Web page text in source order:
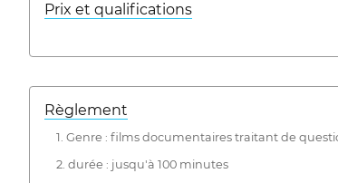
Prix ​​et qualifications
Règlement
1. Genre : films documentaires traitant de
2. durée : jusqu'à 100 minutes